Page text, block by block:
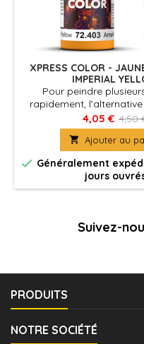
XPRESS COLOR -
IMPERIAL
Pour peindre
rapidement,
Xpress Color, des
une formulation
permettent de peindre
facilement et
4,05 € 4,50
 Ajouter au
 Généralement
jours
Suivez-
PRODUITS
NOTRE SOCIÉTÉ